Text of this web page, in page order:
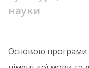
науки
Основою програми